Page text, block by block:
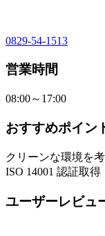
0829-54-1513
営業時間
08:00～17:00
おすすめポイン
クリーンな環境を考
ISO 14001 認証取得
ユーザーレビュ